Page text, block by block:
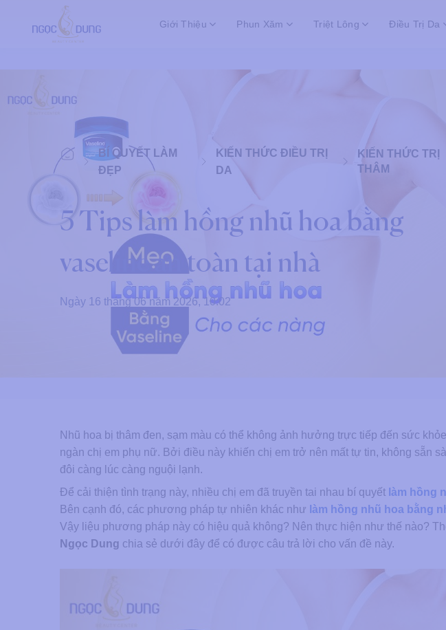
Giới Thiệu Phun Xăm Triệt Lông Điều Trị Da
BÍ QUYẾT LÀM
ĐẸP
KIẾN THỨC ĐIỀU TRỊ
DA
KIẾN THỨC TRỊ
THÂM
5 Tips làm hồng nhũ hoa bằng
vaseline an toàn tại nhà
Ngày 16 tháng 06 năm 2026, 10:02
Nhũ hoa bị thâm đen, sạm màu có thể không ảnh hưởng trực tiếp đến sức
ngàn chị em phụ nữ. Bởi điều này khiến chị em trở nên mất tự tin, không sẵn
đôi càng lúc càng nguội lạnh.
Để cải thiện tình trạng này, nhiều chị em đã truyền tai nhau bí quyết làm hồng
Bên cạnh đó, các phương pháp tự nhiên khác như làm hồng nhũ hoa bằng
Vậy liệu phương pháp này có hiệu quả không? Nên thực hiện như thế nào?
Ngọc Dung chia sẻ dưới đây để có được câu trả lời cho vấn đề này.